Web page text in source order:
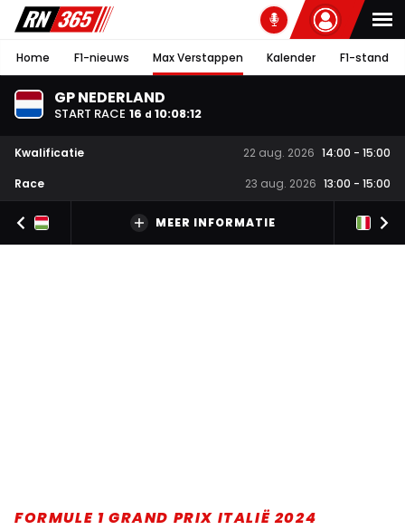
Home F1-nieuws Max Verstappen Kalender F1-stand
GP NEDERLAND
START RACE 16 d 10:08:11
Kwalificatie 22 aug. 2026 14:00 - 15:00
Race
23 aug. 2026 13:00 - 15:00
MEER INFORMATIE
FORMULE 1 GRAND PRIX ITALIË 2024